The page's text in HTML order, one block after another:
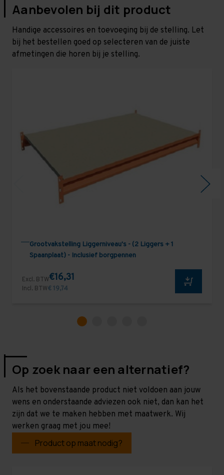
Aanbevolen bij dit product
Handige accessoires en toevoeging bij de stelling. Let
bij het bestellen goed op selecteren van de juiste
afmetingen die horen bij je stelling.
Grootvakstelling Liggerniveau's - (2 Liggers + 1
Spaanplaat) - Inclusief borgpennen
Excl. BTW€16,31
Incl. BTW€ 19,74
Op zoek naar een alternatief?
Als het bovenstaande product niet voldoen aan jouw
wens en onderstaande adviezen ook niet, dan kan het
zijn dat we te maken hebben met maatwerk. Wij
werken graag met jou mee!
Product op maat nodig?